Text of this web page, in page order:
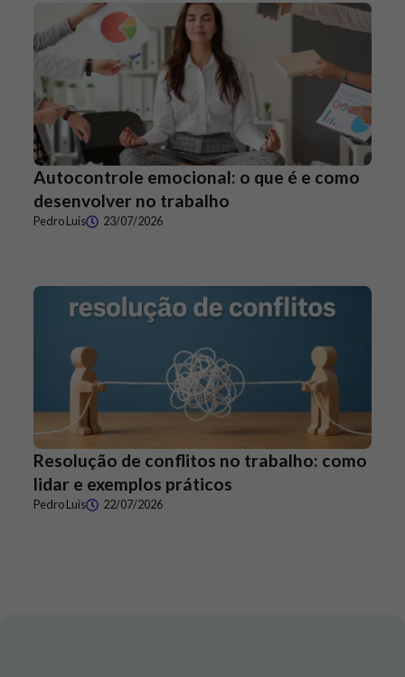
Autocontrole emocional: o que é e como
desenvolver no trabalho
Pedro Luis 23/07/2026
Resolução de conflitos no trabalho: como
lidar e exemplos práticos
Pedro Luis 22/07/2026